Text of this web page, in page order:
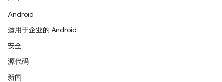
Android
适用于企业的 Android
安全
源代码
新闻